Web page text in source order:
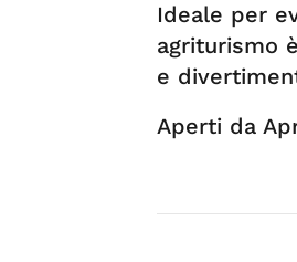
Ideale per
agriturismo
e
Aperti da